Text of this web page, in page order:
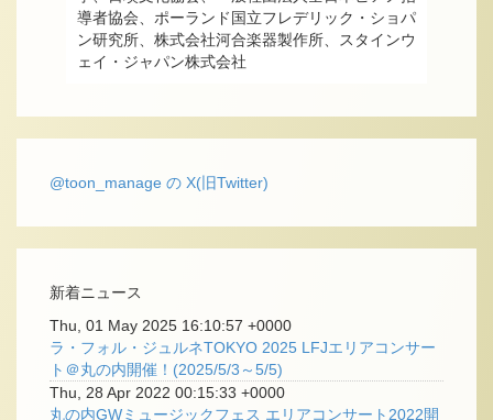
導者協会、ポーランド国立フレデリック・ショパ
ン研究所、株式会社河合楽器製作所、スタインウ
ェイ・ジャパン株式会社
@toon_manage の X(旧Twitter)
新着ニュース
Thu, 01 May 2025 16:10:57 +0000
ラ・フォル・ジュルネTOKYO 2025 LFJエリアコンサー
ト＠丸の内開催！(2025/5/3～5/5)
Thu, 28 Apr 2022 00:15:33 +0000
丸の内GWミュージックフェス エリアコンサート2022開